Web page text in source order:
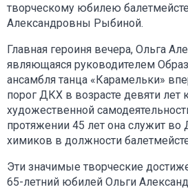
творческому юбилею
Александровны Рыбиной.
Главная героиня вечера, Ольга
являющаяся руководителем
ансамбля танца «Карамельки»
порог ДКХ в возрасте девяти лет
художественной
протяжении 45 лет она служит во
химиков в должности
Эти значимые творческие
65-летний юбилей Ольги